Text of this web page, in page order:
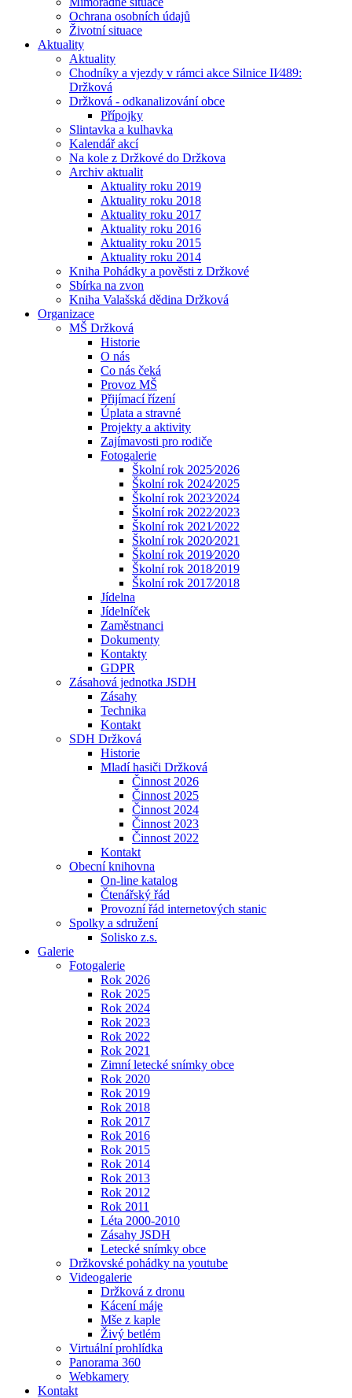
Ochrana osobních údajů
Životní situace
Aktuality
Aktuality
Chodníky a vjezdy v rámci akce Silnice II⁄489:
Držková
Držková - odkanalizování obce
Přípojky
Slintavka a kulhavka
Kalendář akcí
Na kole z Držkové do Držkova
Archiv aktualit
Aktuality roku 2019
Aktuality roku 2018
Aktuality roku 2017
Aktuality roku 2016
Aktuality roku 2015
Aktuality roku 2014
Kniha Pohádky a pověsti z Držkové
Sbírka na zvon
Kniha Valašská dědina Držková
Organizace
MŠ Držková
Historie
O nás
Co nás čeká
Provoz MŠ
Přijímací řízení
Úplata a stravné
Projekty a aktivity
Zajímavosti pro rodiče
Fotogalerie
Školní rok 2025⁄2026
Školní rok 2024⁄2025
Školní rok 2023⁄2024
Školní rok 2022⁄2023
Školní rok 2021⁄2022
Školní rok 2020⁄2021
Školní rok 2019⁄2020
Školní rok 2018⁄2019
Školní rok 2017⁄2018
Jídelna
Jídelníček
Zaměstnanci
Dokumenty
Kontakty
GDPR
Zásahová jednotka JSDH
Zásahy
Technika
Kontakt
SDH Držková
Historie
Mladí hasiči Držková
Činnost 2026
Činnost 2025
Činnost 2024
Činnost 2023
Činnost 2022
Kontakt
Obecní knihovna
On-line katalog
Čtenářský řád
Provozní řád internetových stanic
Spolky a sdružení
Solisko z.s.
Galerie
Fotogalerie
Rok 2026
Rok 2025
Rok 2024
Rok 2023
Rok 2022
Rok 2021
Zimní letecké snímky obce
Rok 2020
Rok 2019
Rok 2018
Rok 2017
Rok 2016
Rok 2015
Rok 2014
Rok 2013
Rok 2012
Rok 2011
Léta 2000-2010
Zásahy JSDH
Letecké snímky obce
Držkovské pohádky na youtube
Videogalerie
Držková z dronu
Kácení máje
Mše z kaple
Živý betlém
Virtuální prohlídka
Panorama 360
Webkamery
Kontakt